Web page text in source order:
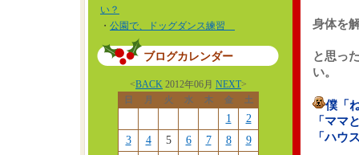
い？
・ 公園で、ドッグダンス練習
ブログカレンダー
<BACK 2012年06月 NEXT>
日 月 火 水 木 金 土
1
2
3
4 5 6 7 8
9
身体を
と思っ
い。
僕「
「ママ
「ハウ